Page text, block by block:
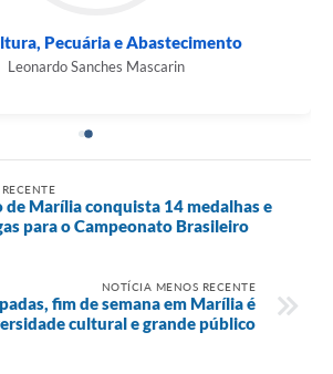
Pecuária e Abastecimento
Leonardo Sanches Mascarin
de Marília conquista 14 medalhas e
para o Campeonato Brasileiro
NOTÍCIA MENOS RECENTE
fim de semana em Marília é
cultural e grande público